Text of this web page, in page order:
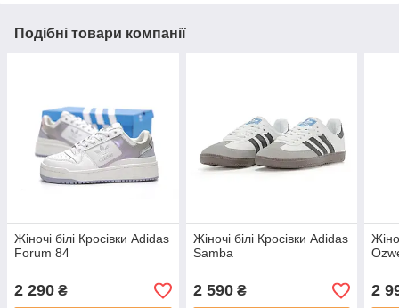
Подібні товари компанії
Жіночі білі Кросівки Adidas
Forum 84
2 290 ₴
Жіночі білі Кросівки Adidas
Samba
2 590₴ 2